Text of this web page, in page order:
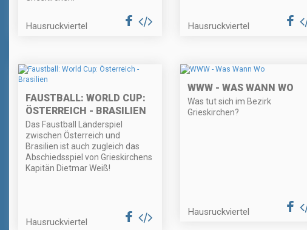
Hausruckviertel Hausruckviertel
FAUSTBALL: WORLD CUP:
ÖSTERREICH - BRASILIEN
Das Faustball Länderspiel
zwischen Österreich und
Brasilien ist auch zugleich das
Abschiedsspiel von Grieskirchens
Kapitän Dietmar Weiß!
Hausruckviertel
WWW - WAS WANN WO
Was tut sich im Bezirk
Grieskirchen?
Hausruckviertel